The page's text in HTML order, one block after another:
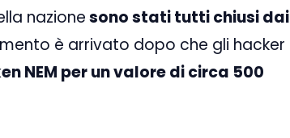
nazionesono stati tutti chiusi dai
è arrivato dopo che gli hacker
NEM per un valore di circa 500